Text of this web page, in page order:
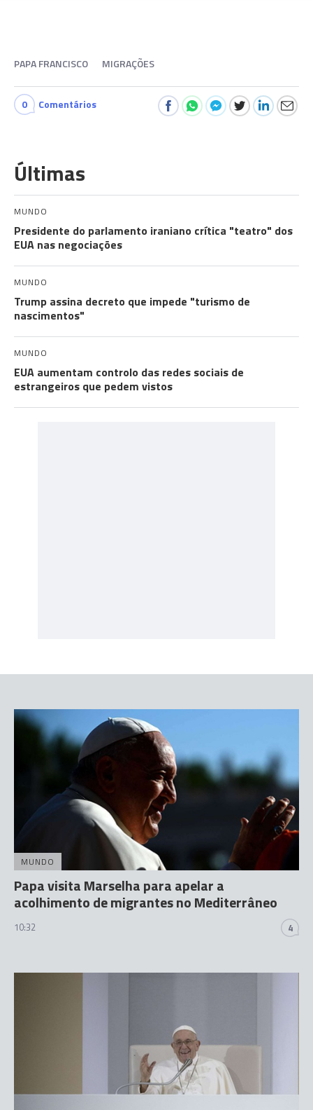
PAPA FRANCISCO MIGRAÇÕES
0 Comentários
Últimas
MUNDO
Presidente do parlamento iraniano crítica "teatro" dos
EUA nas negociações
MUNDO
Trump assina decreto que impede "turismo de
nascimentos"
MUNDO
EUA aumentam controlo das redes sociais de
estrangeiros que pedem vistos
MUNDO
Papa visita Marselha para apelar a
acolhimento de migrantes no Mediterrâneo
10:32 4